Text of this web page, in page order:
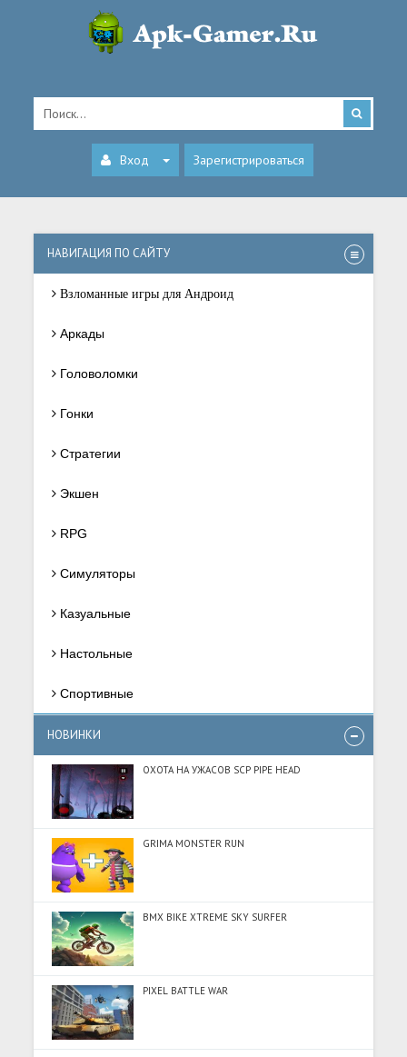
Вход Зарегистрироваться
НАВИГАЦИЯ ПО САЙТУ
Взломанные игры для Андроид
Аркады
Головоломки
Гонки
Стратегии
Экшен
RPG
Симуляторы
Казуальные
Настольные
Спортивные
НОВИНКИ
ОХОТА НА УЖАСОВ SCP PIPE HEAD
GRIMA MONSTER RUN
BMX BIKE XTREME SKY SURFER
PIXEL BATTLE WAR